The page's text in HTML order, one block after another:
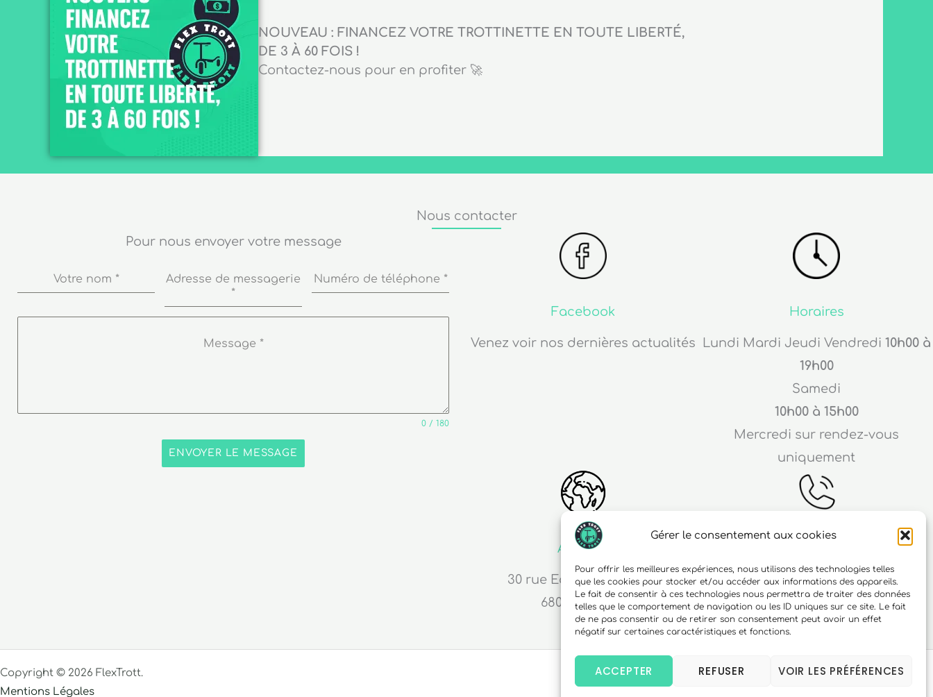
Gérer le consentement aux cookies
Pour offrir les meilleures expériences, nous utilisons des technologies telles
que les cookies pour stocker et/ou accéder aux informations des appareils.
Le fait de consentir à ces technologies nous permettra de traiter des données
telles que le comportement de navigation ou les ID uniques sur ce site. Le fait
de ne pas consentir ou de retirer son consentement peut avoir un effet
négatif sur certaines caractéristiques et fonctions.
ACCEPTER REFUSER VOIR LES PRÉFÉRENCES
NOUVEAU : FINANCEZ VOTRE TROTTINETTE EN TOUTE LIBERTÉ,
DE 3 À 60 FOIS !
Contactez-nous pour en profiter 🚀
Nous contacter
Pour nous envoyer votre message
Votre nom *
Adresse de messagerie
*
Numéro de téléphone *
Message *
0 / 180
ENVOYER LE MESSAGE
Facebook
Venez voir nos dernières actualités
Horaires
Lundi Mardi Jeudi Vendredi 10h00 à
19h00
Samedi
10h00 à 15h00
Mercredi sur rendez-vous
uniquement
Adresse
30 rue Edouard Richard
68000 Colmar
06 10 15 90 23
Copyright © 2026 FlexTrott.
Mentions Légales